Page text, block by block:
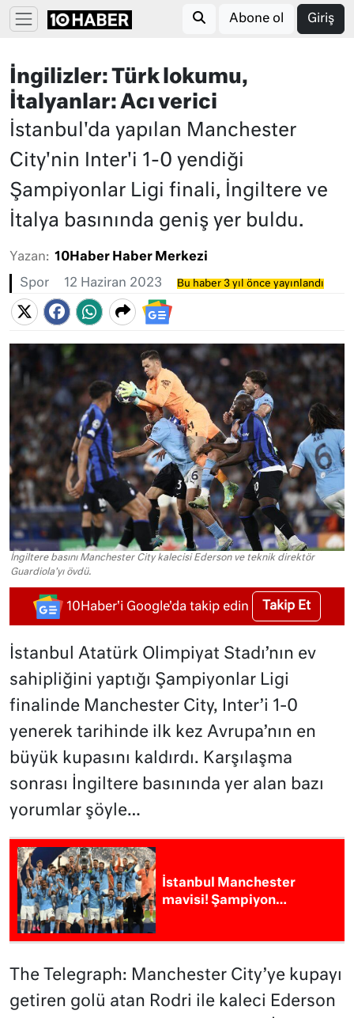
Abone ol Giriş
İngilizler: Türk lokumu,
İtalyanlar: Acı verici
İstanbul'da yapılan Manchester
City'nin Inter'i 1-0 yendiği
Şampiyonlar Ligi finali, İngiltere ve
İtalya basınında geniş yer buldu.
Yazan: 10Haber Haber Merkezi
Spor 12 Haziran 2023 Bu haber 3 yıl önce yayınlandı
İngiltere basını Manchester City kalecisi Ederson ve teknik direktör
Guardiola'yı övdü.
10Haber'i Google'da takip edin Takip Et
İstanbul Atatürk Olimpiyat Stadı’nın ev
sahipliğini yaptığı Şampiyonlar Ligi
finalinde Manchester City, Inter’i 1-0
yenerek tarihinde ilk kez Avrupa’nın en
büyük kupasını kaldırdı. Karşılaşma
sonrası İngiltere basınında yer alan bazı
yorumlar şöyle…
İstanbul Manchester
mavisi! Şampiyon…
The Telegraph: Manchester City’ye kupayı
getiren golü atan Rodri ile kaleci Ederson